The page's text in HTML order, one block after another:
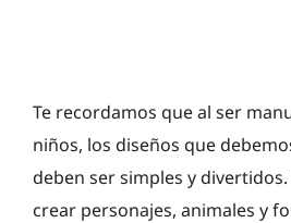
Te recordamos que al ser
niños, los diseños que
deben ser simples y
crear personajes, animales y